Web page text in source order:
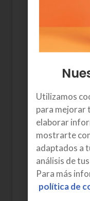
la toma
equipos
crear
llamar a
de la
Si tienes
debilitan
Utilizamos
para mejorar
elaborar
mostrarte
adaptados a
análisis de
Para más
política de